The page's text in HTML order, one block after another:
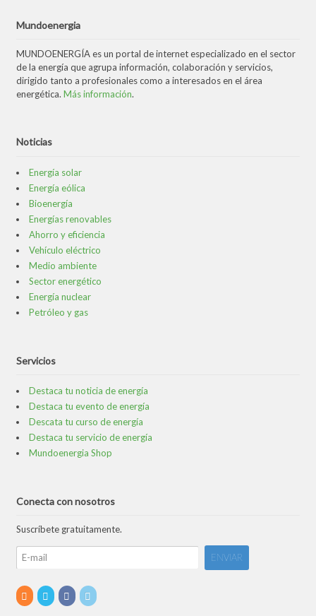
Mundoenergia
MUNDOENERGÍA es un portal de internet especializado en el sector
de la energía que agrupa información, colaboración y servicios,
dirigido tanto a profesionales como a interesados en el área
energética. Más información.
Noticias
Energía solar
Energía eólica
Bioenergía
Energías renovables
Ahorro y eficiencia
Vehículo eléctrico
Medio ambiente
Sector energético
Energía nuclear
Petróleo y gas
Servicios
Destaca tu noticia de energía
Destaca tu evento de energía
Descata tu curso de energía
Destaca tu servicio de energía
Mundoenergia Shop
Conecta con nosotros
Suscríbete gratuitamente.